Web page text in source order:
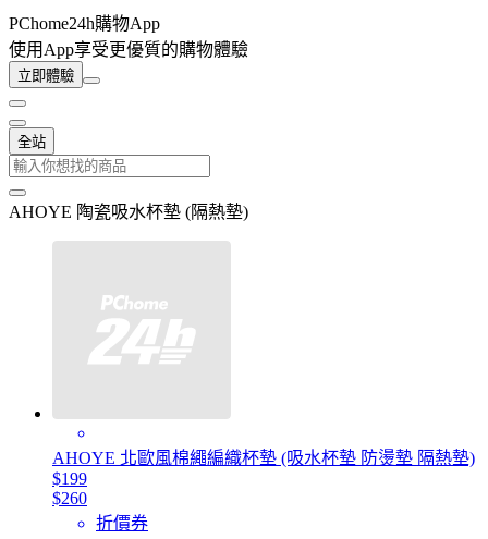
PChome24h購物App
使用App享受更優質的購物體驗
立即體驗
全站
AHOYE 陶瓷吸水杯墊 (隔熱墊)
AHOYE 北歐風棉繩編織杯墊 (吸水杯墊 防燙墊 隔熱墊)
$199
$260
折價券